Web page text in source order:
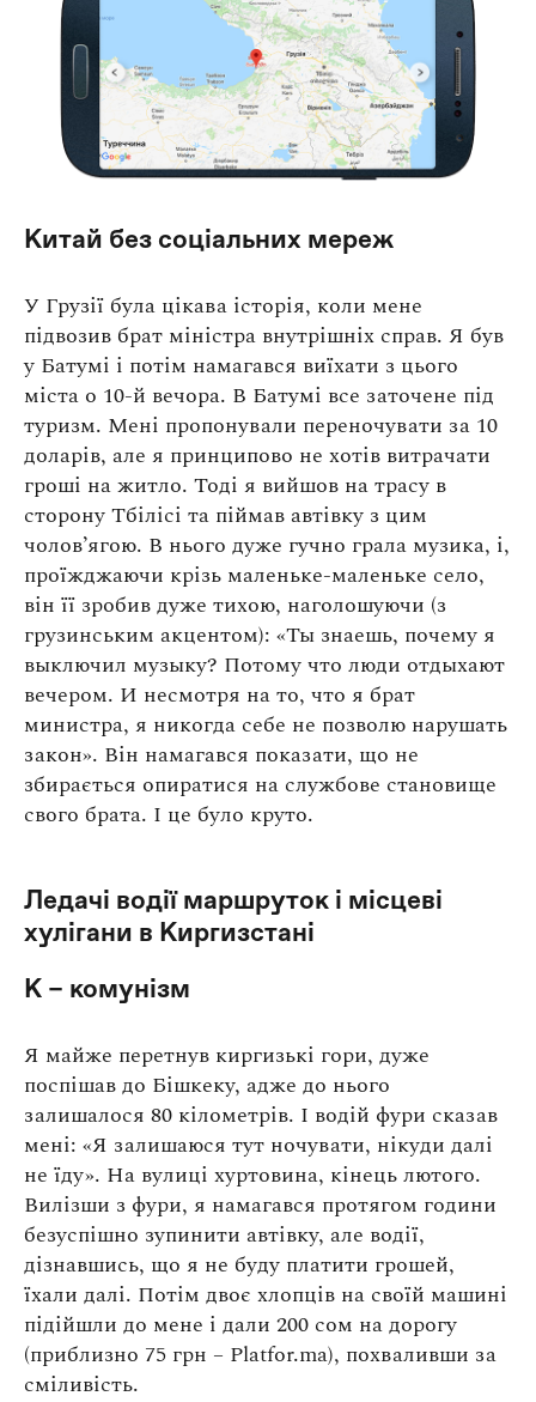
Китай без соціальних мереж
У Грузії була цікава історія, коли мене
підвозив брат міністра внутрішніх справ. Я був
у Батумі і потім намагався виїхати з цього
міста о 10-й вечора. В Батумі все заточене під
туризм. Мені пропонували переночувати за 10
доларів, але я принципово не хотів витрачати
гроші на житло. Тоді я вийшов на трасу в
сторону Тбілісі та піймав автівку з цим
чолов’ягою. В нього дуже гучно грала музика, і,
проїжджаючи крізь маленьке-маленьке село,
він її зробив дуже тихою, наголошуючи (з
грузинським акцентом): «Ты знаешь, почему я
выключил музыку? Потому что люди отдыхают
вечером. И несмотря на то, что я брат
министра, я никогда себе не позволю нарушать
закон». Він намагався показати, що не
збирається опиратися на службове становище
свого брата. І це було круто.
Ледачі водії маршруток і місцеві
хулігани в Киргизстані
К – комунізм
Я майже перетнув киргизькі гори, дуже
поспішав до Бішкеку, адже до нього
залишалося 80 кілометрів. І водій фури сказав
мені: «Я залишаюся тут ночувати, нікуди далі
не їду». На вулиці хуртовина, кінець лютого.
Вилізши з фури, я намагався протягом години
безуспішно зупинити автівку, але водії,
дізнавшись, що я не буду платити грошей,
їхали далі. Потім двоє хлопців на своїй машині
підійшли до мене і дали 200 сом на дорогу
(приблизно 75 грн – Platfor.ma), похваливши за
сміливість.